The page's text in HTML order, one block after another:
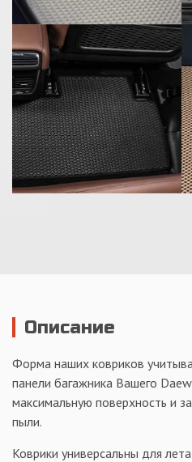
Описание
Форма наших ковриков
панели багажника Вашего
максимальную поверхность и
пыли.
Коврики универсальны для